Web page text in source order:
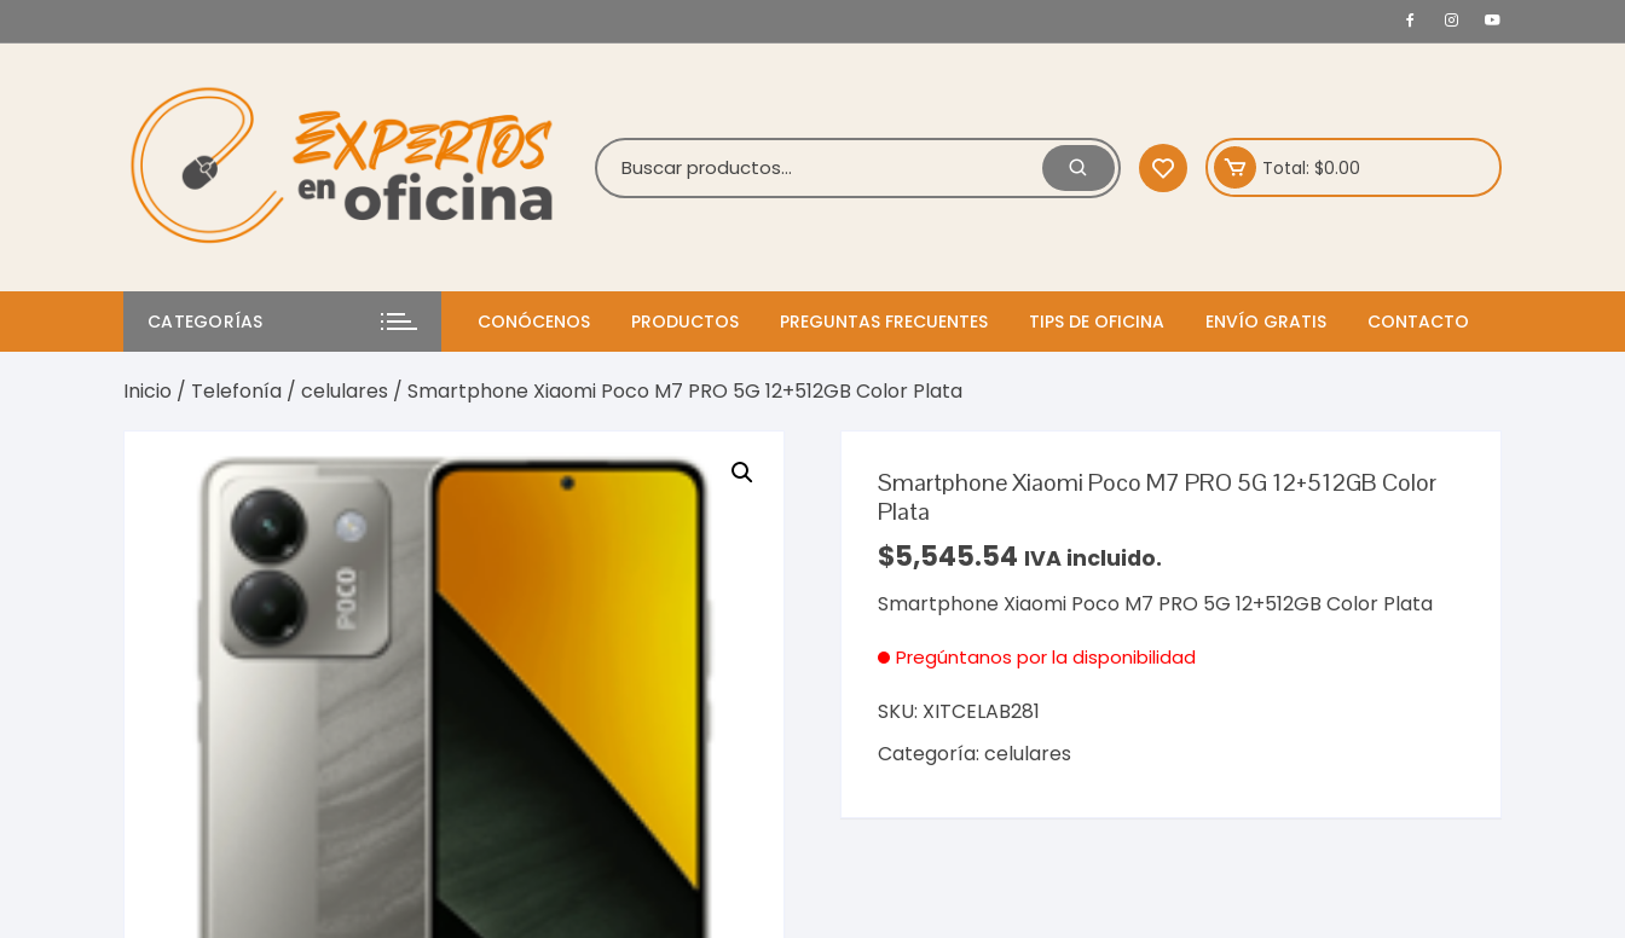
al
Total: $0.00
CATEGORÍAS CONÓCENOS PRODUCTOS PREGUNTAS FRECUENTES TIPS DE OFICINA ENVÍO GRATIS CONTACTO
Inicio / Telefonía / celulares / Smartphone Xiaomi Poco M7 PRO 5G 12+512GB Color Plata
Smartphone Xiaomi Poco M7 PRO 5G 12+512GB Color
Plata
$5,545.54 IVA incluido.
Smartphone Xiaomi Poco M7 PRO 5G 12+512GB Color Plata
Pregúntanos por la disponibilidad
SKU: XITCELAB281
Categoría: celulares